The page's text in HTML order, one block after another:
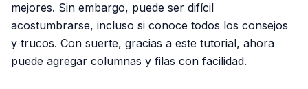
mejores. Sin embargo, puede ser difícil
acostumbrarse, incluso si conoce todos los consejos
y trucos. Con suerte, gracias a este tutorial, ahora
puede agregar columnas y filas con facilidad.